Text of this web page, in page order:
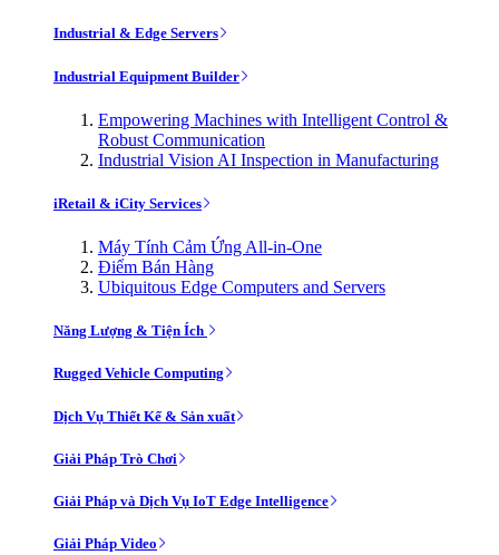
Industrial & Edge Servers
Industrial Equipment Builder
Empowering Machines with Intelligent Control &
Robust Communication
Industrial Vision AI Inspection in Manufacturing
iRetail & iCity Services
Máy Tính Cảm Ứng All-in-One
Điểm Bán Hàng
Ubiquitous Edge Computers and Servers
Năng Lượng & Tiện Ích
Rugged Vehicle Computing
Dịch Vụ Thiết Kế & Sản xuất
Giải Pháp Trò Chơi
Giải Pháp và Dịch Vụ IoT Edge Intelligence
Giải Pháp Video